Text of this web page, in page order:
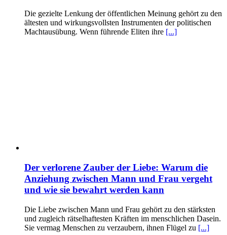
Die gezielte Lenkung der öffentlichen Meinung gehört zu den
ältesten und wirkungsvollsten Instrumenten der politischen
Machtausübung. Wenn führende Eliten ihre [...]
Der verlorene Zauber der Liebe: Warum die
Anziehung zwischen Mann und Frau vergeht
und wie sie bewahrt werden kann
Die Liebe zwischen Mann und Frau gehört zu den stärksten
und zugleich rätselhaftesten Kräften im menschlichen Dasein.
Sie vermag Menschen zu verzaubern, ihnen Flügel zu [...]